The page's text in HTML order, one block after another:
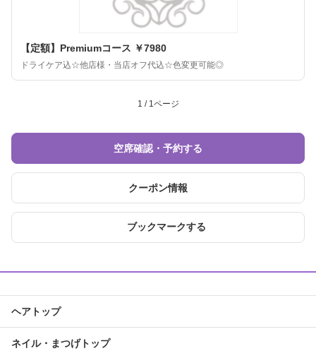
【定額】Premiumコース ￥7980
ドライケア込☆他店様・当店オフ代込☆色変更可能◎
1 / 1ページ
空席確認・予約する
クーポン情報
ブックマークする
ヘアトップ
ネイル・まつげトップ